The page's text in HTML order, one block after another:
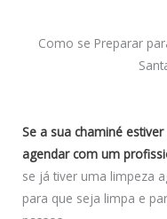
Como se Preparar
Se a sua chaminé
agendar com um
se já tiver uma limpeza
para que seja limpa e